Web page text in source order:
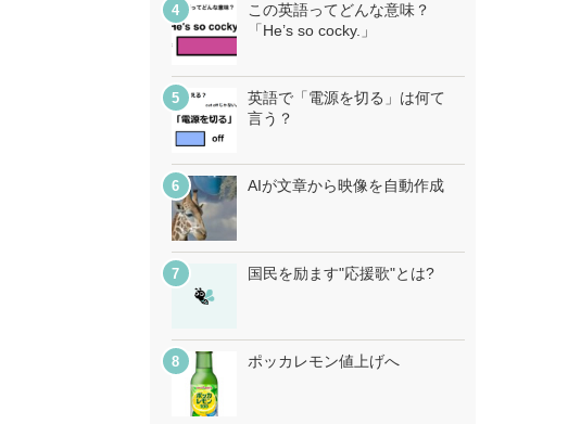
この英語ってどんな意味？
「He’s so cocky.」
英語で「電源を切る」は何て
言う？
AIが文章から映像を自動作成
国民を励ます"応援歌"とは?
ポッカレモン値上げへ